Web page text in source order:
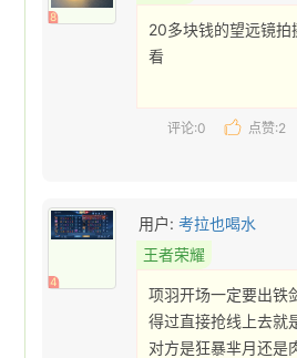
8
20多块钱的望远镜
看
评论:0 点赞:2
4
用户:考拉也喝水
王者荣耀
项羽开场一定要出铁
得过直接抢线上去就
对方是狂暴芈月还是